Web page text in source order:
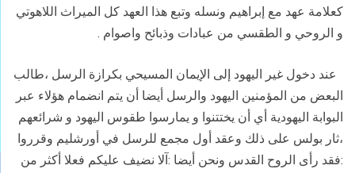
كعلامة عهد مع إبراهيم ونسله وتبع هذا العهد كل الميراث اللاهوتي
و الروحي و الطقسي من عبادات وذبائح واصوام .
عند دخول غير اليهود إلى الإيمان المسيحي بكرازة الرسل ،طالب
البعض من المؤمنين اليهود والرسل أيضا أن يتم انضمام هؤلاء عبر
البوابة اليهودية أي أن يختتنوا و يمارسوا طقوس اليهود و شرائعهم
،ثار بولس على ذلك وعقد أول مجمع للرسل في أورشليم وقرروا
:فقد رأى الروح القدس ونحن أيضا :آلا نضيف عليكم فعلا أكثر من